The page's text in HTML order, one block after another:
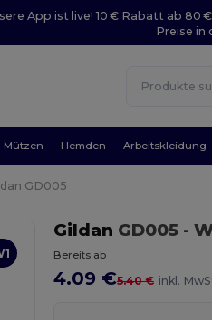
App ist live! 10 € Rabatt ab 80
Preise in
Mützen Hemden Arbeitskleidung
GD005
Gildan GD005 -
Bereits ab
4.09 €5.40 € inkl.